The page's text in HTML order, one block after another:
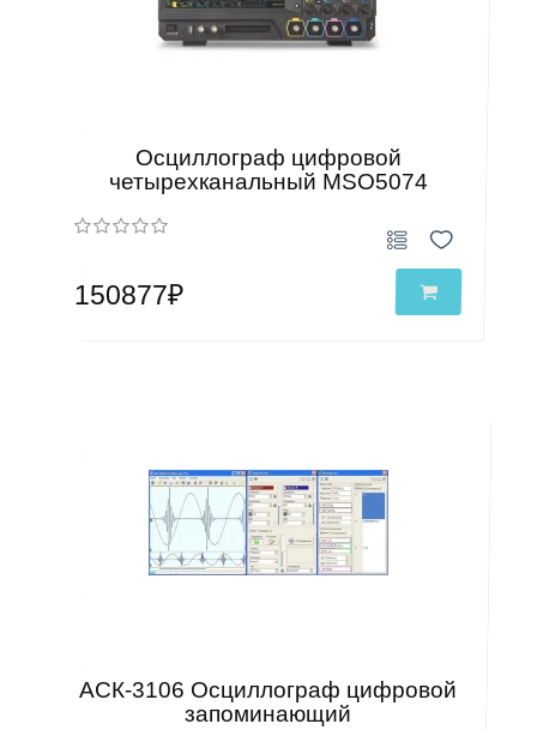
Осциллограф цифровой
четырехканальный MSO5074
150877₽
АСК-3106 Осциллограф цифровой
запоминающий